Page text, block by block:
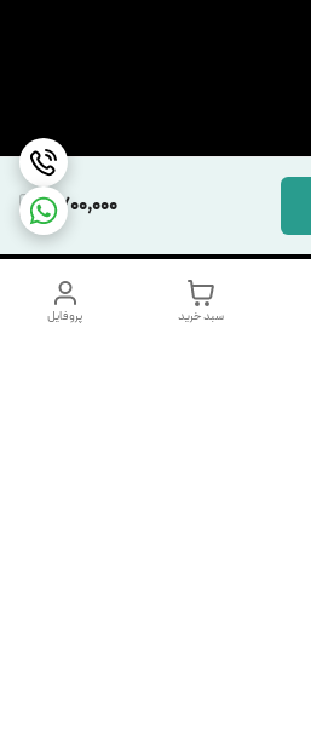
11,700,000
پروفایل سبد خرید